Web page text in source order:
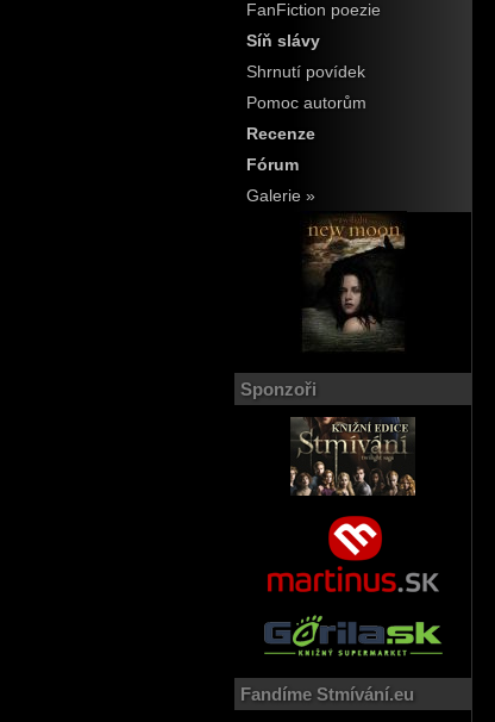
FanFiction poezie
Síň slávy
Shrnutí povídek
Pomoc autorům
Recenze
Fórum
Galerie »
Sponzoři
Fandíme Stmívání.eu